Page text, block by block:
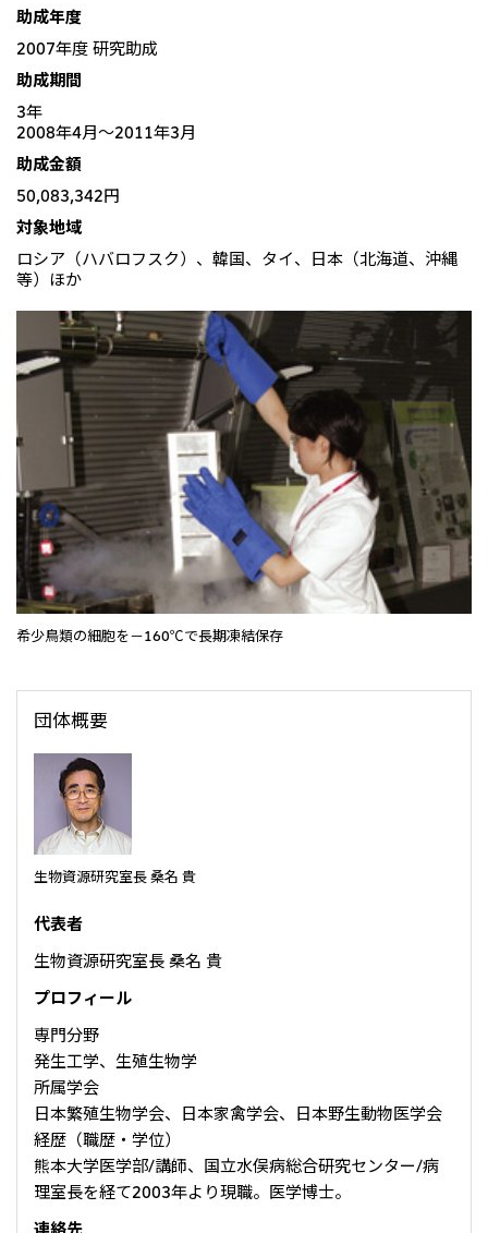
2026.8.4
従業員向け株式報酬制度の継続
2026.8.4 適時開示
2027年3月期第1四半期決算
ブラジル三井物産株式会社
欧州
欧州三井物産株式会社
ドイツ三井物産有限会社
ベネルックス三井物産株式会社
イタリア三井物産株式会社
CIS
三井物産モスクワ有限会社
アジア
アジア・大洋州三井物産株式会社
タイ国三井物産株式会社
インドネシア 三井物産株式会社
韓国三井物産株式会社
三井物産（中国）有限公司
三井物産（上海）貿易有限公司
三井物産（広東）貿易有限公司
台湾三井物産股份有限公司
豪州三井物産株式会社
助成年度
2007年度 研究助成
助成期間
3年
2008年4月〜2011年3月
助成金額
50,083,342円
対象地域
ロシア（ハバロフスク）、韓国、タイ、日本（北海道、沖縄
等）ほか
希少鳥類の細胞を－160℃で長期凍結保存
団体概要
生物資源研究室長 桑名 貴
代表者
生物資源研究室長 桑名 貴
プロフィール
専門分野
発生工学、生殖生物学
所属学会
日本繁殖生物学会、日本家禽学会、日本野生動物医学会
経歴（職歴・学位）
熊本大学医学部/講師、国立水俣病総合研究センター/病
理室長を経て2003年より現職。医学博士。
連絡先